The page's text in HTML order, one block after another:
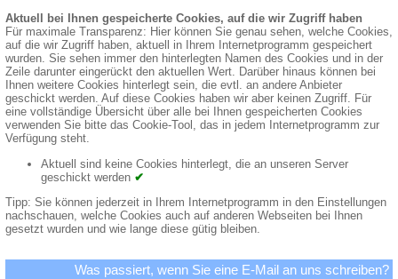
Aktuell bei Ihnen gespeicherte Cookies, auf die wir Zugriff haben
Für maximale Transparenz: Hier können Sie genau sehen, welche Cookies,
auf die wir Zugriff haben, aktuell in Ihrem Internetprogramm gespeichert
wurden. Sie sehen immer den hinterlegten Namen des Cookies und in der
Zeile darunter eingerückt den aktuellen Wert. Darüber hinaus können bei
Ihnen weitere Cookies hinterlegt sein, die evtl. an andere Anbieter
geschickt werden. Auf diese Cookies haben wir aber keinen Zugriff. Für
eine vollständige Übersicht über alle bei Ihnen gespeicherten Cookies
verwenden Sie bitte das Cookie-Tool, das in jedem Internetprogramm zur
Verfügung steht.
Aktuell sind keine Cookies hinterlegt, die an unseren Server
geschickt werden ✔
Tipp: Sie können jederzeit in Ihrem Internetprogramm in den Einstellungen
nachschauen, welche Cookies auch auf anderen Webseiten bei Ihnen
gesetzt wurden und wie lange diese gütig bleiben.
Was passiert, wenn Sie eine E-Mail an uns schreiben?